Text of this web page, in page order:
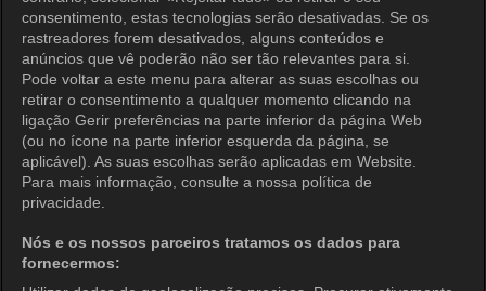
consentimento, estas tecnologias serão desativadas. Se os
rastreadores forem desativados, alguns conteúdos e
anúncios que vê poderão não ser tão relevantes para si.
Pode voltar a este menu para alterar as suas escolhas ou
retirar o consentimento a qualquer momento clicando na
ligação Gerir preferências na parte inferior da página Web
(ou no ícone na parte inferior esquerda da página, se
aplicável). As suas escolhas serão aplicadas em Website.
Para mais informação, consulte a nossa política de
privacidade.
Nós e os nossos parceiros tratamos os dados para
fornecermos: